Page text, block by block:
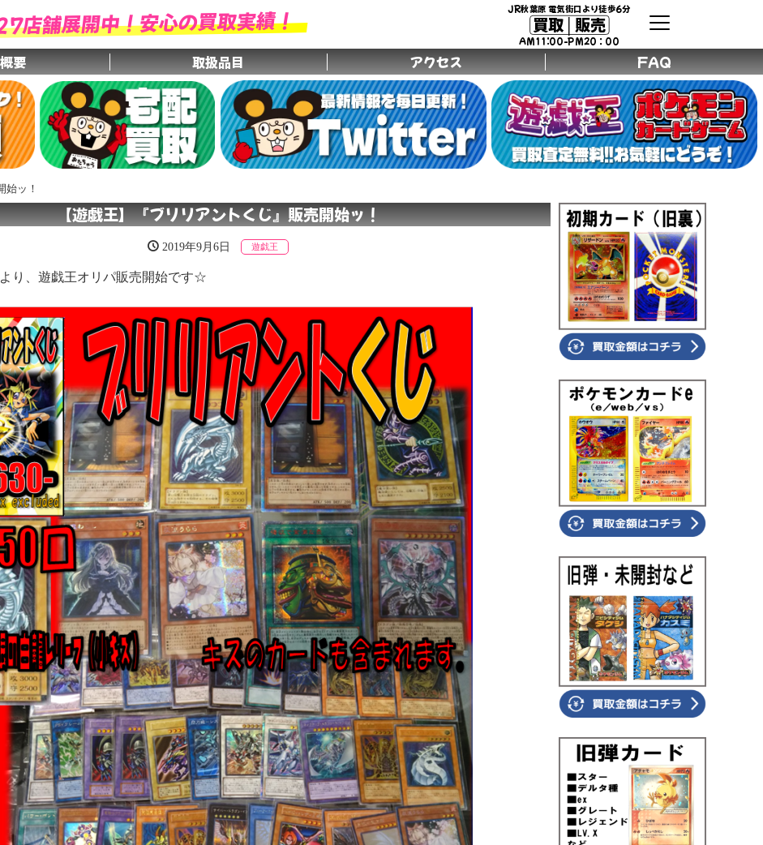
店舗展開中！安心の買取実績！ JR秋葉原 電気街口より徒歩6分
買取│販売
AM11:00-PM20：00
要 取扱品目 アクセス FAQ
始ッ！
【遊戯王】『ブリリアントくじ』販売開始ッ！
2019年9月6日 遊戯王
り、遊戯王オリパ販売開始です☆